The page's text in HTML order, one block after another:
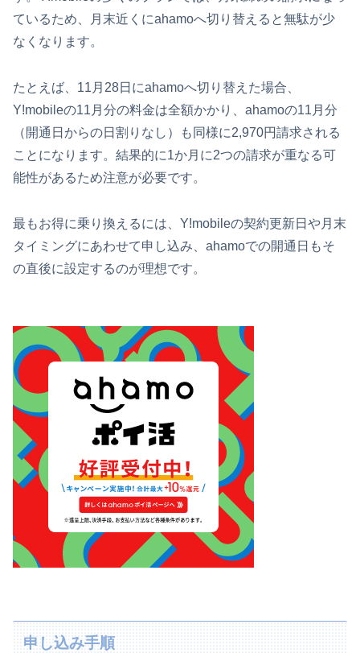
ているため、月末近くにahamoへ切り替えると無駄が少
なくなります。
たとえば、11月28日にahamoへ切り替えた場合、
Y!mobileの11月分の料金は全額かかり、ahamoの11月分
（開通日からの日割りなし）も同様に2,970円請求される
ことになります。結果的に1か月に2つの請求が重なる可
能性があるため注意が必要です。
最もお得に乗り換えるには、Y!mobileの契約更新日や月末
タイミングにあわせて申し込み、ahamoでの開通日もそ
の直後に設定するのが理想です。
申し込み手順